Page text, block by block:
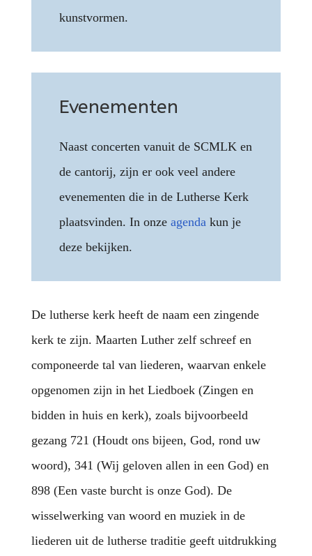
kunstvormen.
Evenementen
Naast concerten vanuit de SCMLK en
de cantorij, zijn er ook veel andere
evenementen die in de Lutherse Kerk
plaatsvinden. In onze agendakun je
deze bekijken.
De lutherse kerk heeft de naam een zingende
kerk te zijn. Maarten Luther zelf schreef en
componeerde tal van liederen, waarvan enkele
opgenomen zijn in het Liedboek (Zingen en
bidden in huis en kerk), zoals bijvoorbeeld
gezang 721 (Houdt ons bijeen, God, rond uw
woord), 341 (Wij geloven allen in een God) en
898 (Een vaste burcht is onze God). De
wisselwerking van woord en muziek in de
liederen uit de lutherse traditie geeft uitdrukking